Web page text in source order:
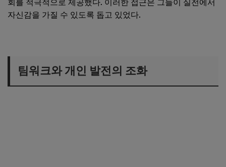
회를 적극적으로 제공했다. 이러한 접근은 그들이 실전에서
자신감을 가질 수 있도록 돕고 있었다.
팀워크와 개인 발전의 조화